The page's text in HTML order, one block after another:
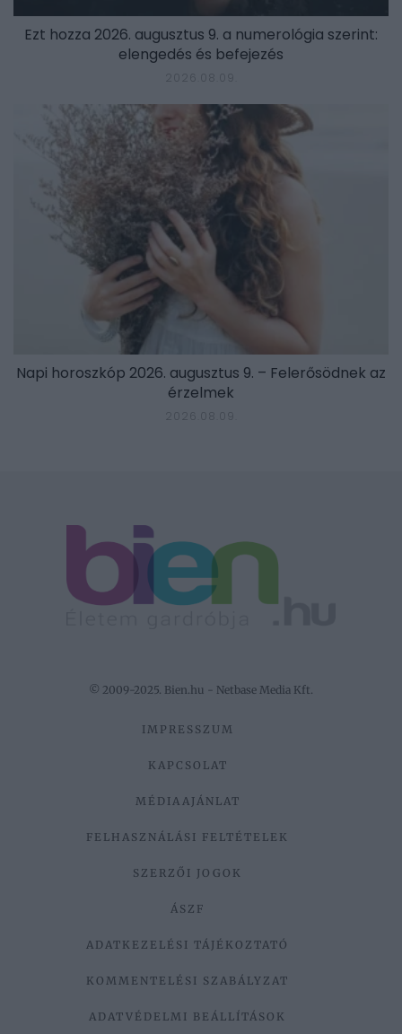
Ezt hozza 2026. augusztus 9. a numerológia szerint:
elengedés és befejezés
Napi horoszkóp 2026. augusztus 9. – Felerősödnek az
érzelmek
© 2009-2025. Bien.hu - Netbase Media Kft.
IMPRESSZUM
KAPCSOLAT
MÉDIAAJÁNLAT
FELHASZNÁLÁSI FELTÉTELEK
SZERZŐI JOGOK
ÁSZF
ADATKEZELÉSI TÁJÉKOZTATÓ
KOMMENTELÉSI SZABÁLYZAT
ADATVÉDELMI BEÁLLÍTÁSOK